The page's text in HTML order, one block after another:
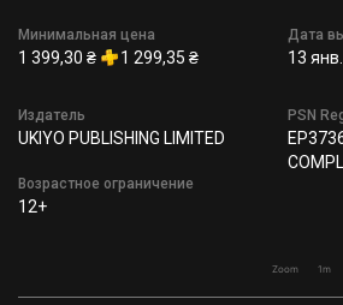
Минимальная цена
1 399,30 ₴ 1 299,35 ₴
Дата
13
Издатель
UKIYO PUBLISHING LIMITED
Возрастное ограничение
12+
PSN
Zoom 1m